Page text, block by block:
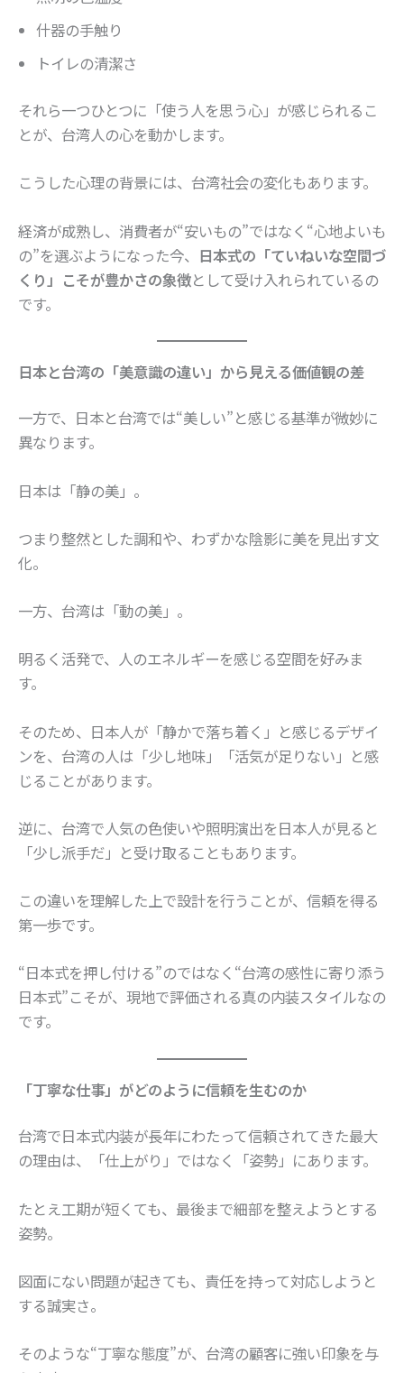
什器の手触り
トイレの清潔さ
それら一つひとつに「使う人を思う心」が感じられるこ
とが、台湾人の心を動かします。
こうした心理の背景には、台湾社会の変化もあります。
経済が成熟し、消費者が“安いもの”ではなく“心地よいも
の”を選ぶようになった今、 日本式の「ていねいな空間づ
くり」こそが豊かさの象徴として受け入れられているの
です。
日本と台湾の「美意識の違い」から見える価値観の差
一方で、日本と台湾では“美しい”と感じる基準が微妙に
異なります。
日本は「静の美」。
つまり整然とした調和や、わずかな陰影に美を見出す文
化。
一方、台湾は「動の美」。
明るく活発で、人のエネルギーを感じる空間を好みま
す。
そのため、日本人が「静かで落ち着く」と感じるデザイ
ンを、台湾の人は「少し地味」「活気が足りない」と感
じることがあります。
逆に、台湾で人気の色使いや照明演出を日本人が見ると
「少し派手だ」と受け取ることもあります。
この違いを理解した上で設計を行うことが、信頼を得る
第一歩です。
“日本式を押し付ける”のではなく“台湾の感性に寄り添う
日本式”こそが、現地で評価される真の内装スタイルなの
です。
「丁寧な仕事」がどのように信頼を生むのか
台湾で日本式内装が長年にわたって信頼されてきた最大
の理由は、「仕上がり」ではなく「姿勢」にあります。
たとえ工期が短くても、最後まで細部を整えようとする
姿勢。
図面にない問題が起きても、責任を持って対応しようと
する誠実さ。
そのような“丁寧な態度”が、台湾の顧客に強い印象を与